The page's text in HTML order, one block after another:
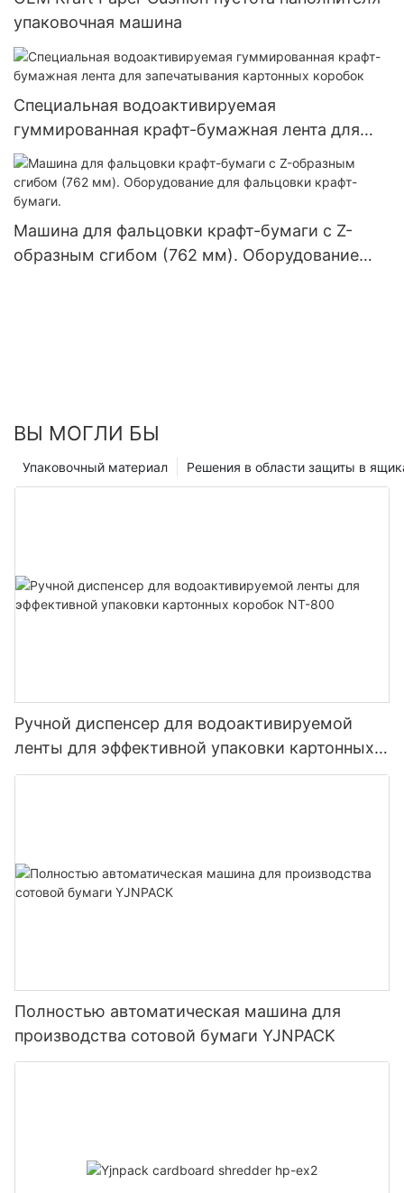
упаковочная машина
Специальная водоактивируемая
гуммированная крафт-бумажная лента для
запечатывания картонных коробок
Машина для фальцовки крафт-бумаги с Z-
образным сгибом (762 мм). Оборудование
ВЫ МОГЛИ БЫ
Решения в области защиты в
Упаковочный материал
Ручной диспенсер для водоактивируемой
ленты для эффективной упаковки картонных
коробок NT-800
Полностью автоматическая машина для
производства сотовой бумаги YJNPACK